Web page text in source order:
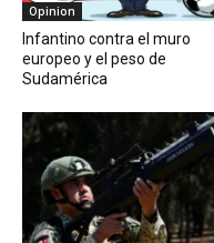
Opinion
Infantino contra el muro
europeo y el peso de
Sudamérica